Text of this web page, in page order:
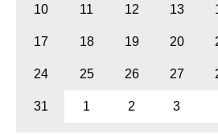
10 11 12 13
17 18 19 20
24 25 26 27
31 1 2 3